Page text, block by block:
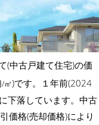
(中古戸建て住宅)の価
㎡)です。１年前(2024
下落しています。中古
価格(売却価格)により